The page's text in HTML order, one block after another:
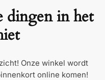
dingen in het
Onze winkel wordt
online komen!